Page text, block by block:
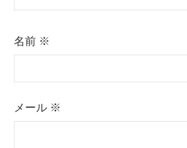
名前 ※
メール ※